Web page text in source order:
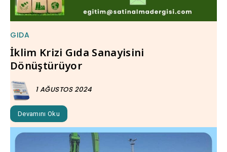
GIDA
İklim Krizi Gıda Sanayisini
Dönüştürüyor
1 AĞUSTOS 2024
Devamını Oku